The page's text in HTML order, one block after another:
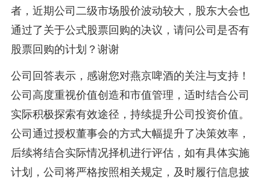
者，近期公司二级市场股价波动较大，股东大会也
通过了关于公式股票回购的决议，请问公司是否有
股票回购的计划？谢谢
公司回答表示，感谢您对燕京啤酒的关注与支持！
公司高度重视价值创造和市值管理，适时结合公司
实际积极探索有效途径，持续提升公司投资价值。
公司通过授权董事会的方式大幅提升了决策效率，
后续将结合实际情况择机进行评估，如有具体实施
计划，公司将严格按照相关规定，及时履行信息披